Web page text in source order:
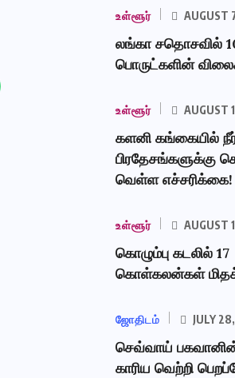
உள்ளூர் AUGUST
லங்கா சதொசவில்
பொருட்களின்
உள்ளூர் AUGUST
களனி கங்கையில்
பிரதேசங்களுக்கு
வெள்ள எச்சரிக்கை!
உள்ளூர் AUGUST
கொழும்பு கடலில் 17
கொள்கலன்கள்
ஜோதிடம் JULY
செவ்வாய்
காரிய வெற்றி